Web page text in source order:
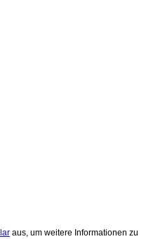
aus, um weitere Informationen zu